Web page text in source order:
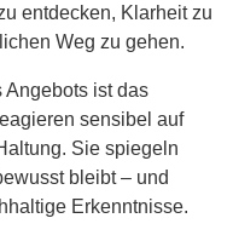
entdecken, Klarheit zu
Weg zu gehen.
Angebots ist das
sensibel auf
Sie spiegeln
bleibt – und
Erkenntnisse.